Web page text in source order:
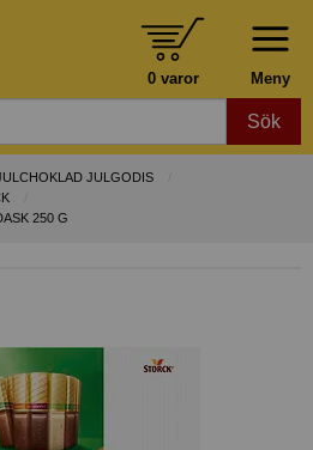
Meny
0 varor
Sök
JULGODIS
250 G